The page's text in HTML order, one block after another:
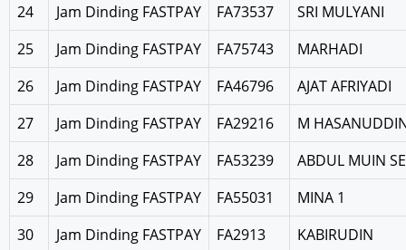
24
Jam Dinding FASTPAY FA73537
SRI MULYANI
25
Jam Dinding FASTPAY FA75743
MARHADI
26
Jam Dinding FASTPAY FA46796
AJAT AFRIYADI
27
Jam Dinding FASTPAY FA29216
M
28
Jam Dinding FASTPAY FA53239
ABDUL MUIN SE
29
Jam Dinding FASTPAY FA55031
MINA 1
30
Jam Dinding FASTPAY FA2913 KABIRUDIN